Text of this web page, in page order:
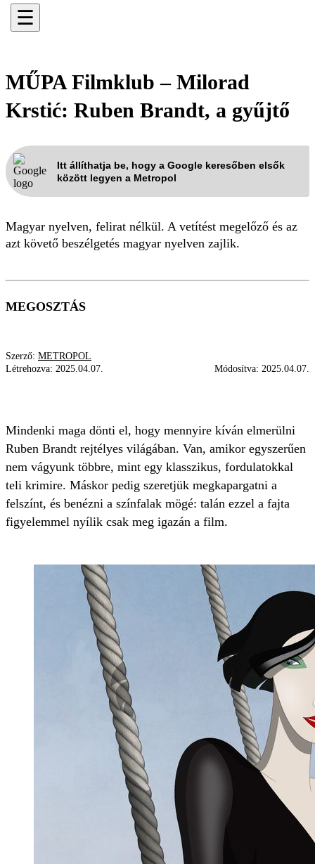
☰
MŰPA Filmklub – Milorad
Krstić: Ruben Brandt, a gyűjtő
Itt állíthatja be, hogy a Google keresőben elsők
között legyen a Metropol
Magyar nyelven, felirat nélkül. A vetítést megelőző és az
azt követő beszélgetés magyar nyelven zajlik.
MEGOSZTÁS
Szerző: METROPOL
Létrehozva: 2025.04.07. Módosítva: 2025.04.07.
Mindenki maga dönti el, hogy mennyire kíván elmerülni
Ruben Brandt rejtélyes világában. Van, amikor egyszerűen
nem vágyunk többre, mint egy klasszikus, fordulatokkal
teli krimire. Máskor pedig szeretjük megkapargatni a
felszínt, és benézni a színfalak mögé: talán ezzel a fajta
figyelemmel nyílik csak meg igazán a film.